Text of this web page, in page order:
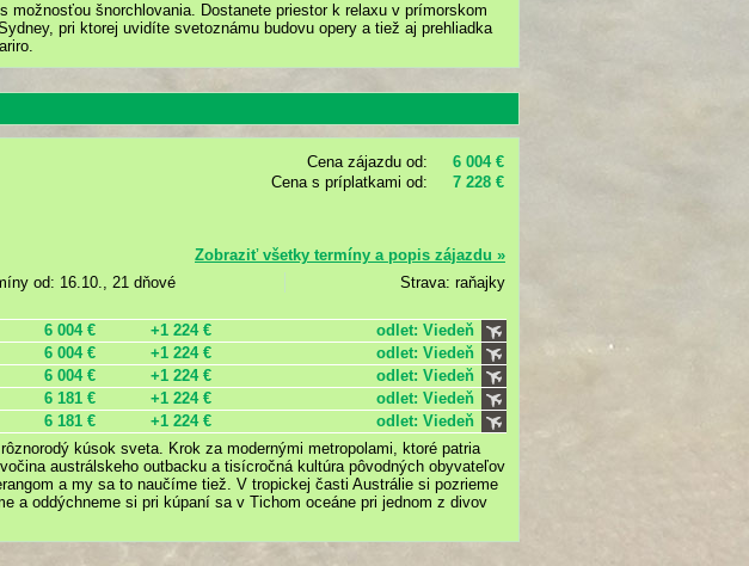
možnosťou šnorchlovania. Dostanete priestor k relaxu v prímorskom
pri ktorej uvidíte svetoznámu budovu opery a tiež aj prehliadka
Cena zájazdu od:
6 004 €
Cena s príplatkami od:
7 228 €
Zobraziť všetky termíny a popis zájazdu »
od: 16.10., 21 dňové
Strava: raňajky
6 004 € +1 224 €
odlet: Viedeň
6 004 € +1 224 €
odlet: Viedeň
6 004 € +1 224 €
odlet: Viedeň
6 181 € +1 224 €
odlet: Viedeň
6 181 € +1 224 €
odlet: Viedeň
kúsok sveta. Krok za modernými metropolami, ktoré patria
austrálskeho outbacku a tisícročná kultúra pôvodných obyvateľov
a my sa to naučíme tiež. V tropickej časti Austrálie si pozrieme
a oddýchneme si pri kúpaní sa v Tichom oceáne pri jednom z divov